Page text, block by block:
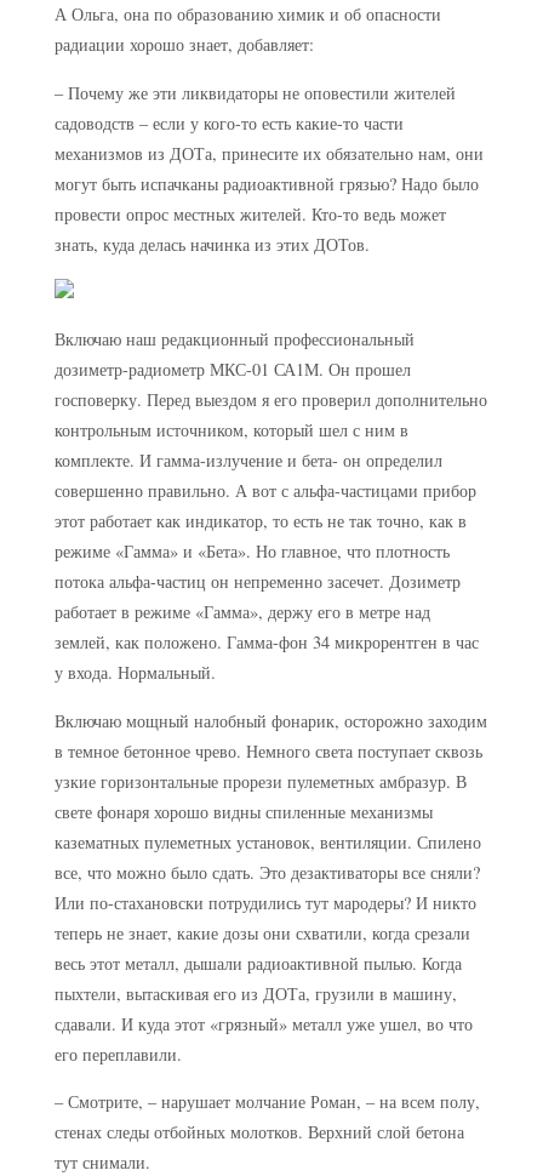
А Ольга, она по образованию химик и об опасности
радиации хорошо знает, добавляет:
– Почему же эти ликвидаторы не оповестили жителей
садоводств – если у кого-то есть какие-то части
механизмов из ДОТа, принесите их обязательно нам, они
могут быть испачканы радиоактивной грязью? Надо было
провести опрос местных жителей. Кто-то ведь может
знать, куда делась начинка из этих ДОТов.
Включаю наш редакционный профессиональный
дозиметр-радиометр МКС-01 СА1М. Он прошел
госповерку. Перед выездом я его проверил дополнительно
контрольным источником, который шел с ним в
комплекте. И гамма-излучение и бета- он определил
совершенно правильно. А вот с альфа-частицами прибор
этот работает как индикатор, то есть не так точно, как в
режиме «Гамма» и «Бета». Но главное, что плотность
потока альфа-частиц он непременно засечет. Дозиметр
работает в режиме «Гамма», держу его в метре над
землей, как положено. Гамма-фон 34 микрорентген в час
у входа. Нормальный.
Включаю мощный налобный фонарик, осторожно заходим
в темное бетонное чрево. Немного света поступает сквозь
узкие горизонтальные прорези пулеметных амбразур. В
свете фонаря хорошо видны спиленные механизмы
казематных пулеметных установок, вентиляции. Спилено
все, что можно было сдать. Это дезактиваторы все сняли?
Или по-стахановски потрудились тут мародеры? И никто
теперь не знает, какие дозы они схватили, когда срезали
весь этот металл, дышали радиоактивной пылью. Когда
пыхтели, вытаскивая его из ДОТа, грузили в машину,
сдавали. И куда этот «грязный» металл уже ушел, во что
его переплавили.
– Смотрите, – нарушает молчание Роман, – на всем полу,
стенах следы отбойных молотков. Верхний слой бетона
тут снимали.